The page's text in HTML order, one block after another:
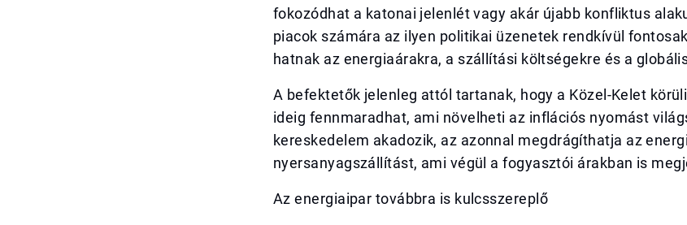
fokozódhat a katonai jelenlét vagy akár újabb konfliktus
piacok számára az ilyen politikai üzenetek rendkívül
hatnak az energiaárakra, a szállítási költségekre és a
A befektetők jelenleg attól tartanak, hogy a Közel-Kelet
ideig fennmaradhat, ami növelheti az inflációs nyomást
kereskedelem akadozik, az azonnal megdrágíthatja az
nyersanyagszállítást, ami végül a fogyasztói árakban is
Az energiaipar továbbra is kulcsszereplő